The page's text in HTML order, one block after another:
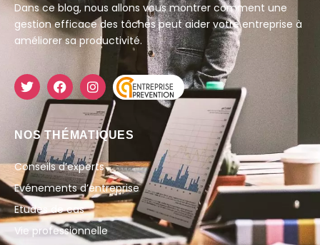
Dans ce blog, nous allons vous montrer comment une
gestion efficace des tâches peut aider votre entreprise à
améliorer sa productivité.
NOS THÉMATIQUES
Conseils d’experts
Evénements d’entreprise
Etudes de cas
Vie professionnelle